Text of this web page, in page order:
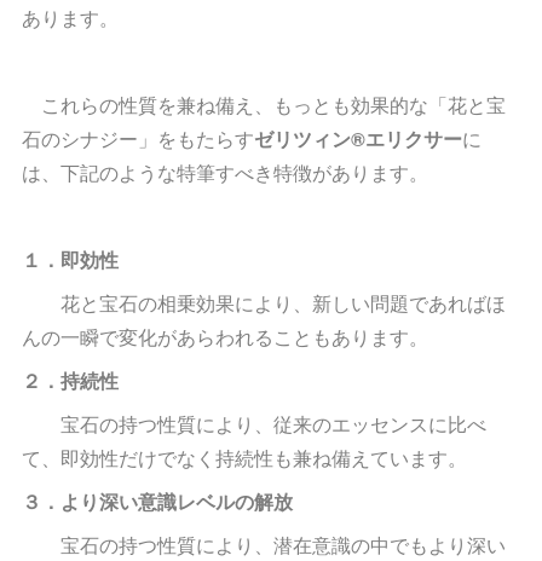
あります。
これらの性質を兼ね備え、もっとも効果的な「花と宝
石のシナジー」をもたらすゼリツィン®エリクサーに
は、下記のような特筆すべき特徴があります。
１．即効性
花と宝石の相乗効果により、新しい問題であればほ
んの一瞬で変化があらわれることもあります。
２．持続性
宝石の持つ性質により、従来のエッセンスに比べ
て、即効性だけでなく持続性も兼ね備えています。
３．より深い意識レベルの解放
宝石の持つ性質により、潜在意識の中でもより深い